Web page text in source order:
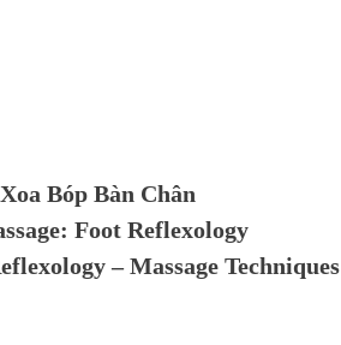
Xoa Bóp Bàn Chân
Foot Reflexology
– Massage Techniques